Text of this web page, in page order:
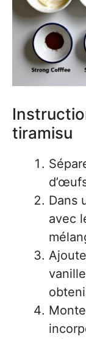
tiramisu
Dans
avec